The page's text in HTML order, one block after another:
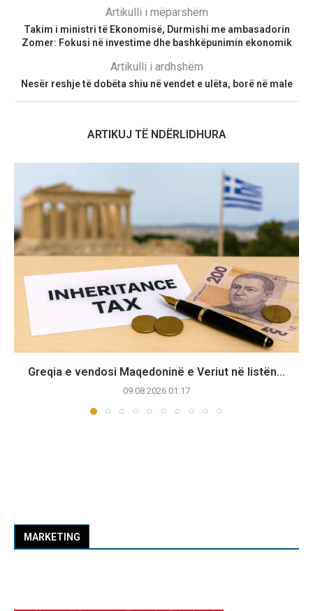
Artikulli i mëparshëm
Takim i ministri të Ekonomisë, Durmishi me ambasadorin
Zomer: Fokusi në investime dhe bashkëpunimin ekonomik
Artikulli i ardhshëm
Nesër reshje të dobëta shiu në vendet e ulëta, borë në male
ARTIKUJ TË NDËRLIDHURA
Greqia e vendosi Maqedoninë e Veriut në listën...
09.08.2026 01:17
MARKETING